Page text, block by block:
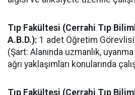
Tıp Fakültesi (Cerrahi Tıp
A.B.D.): 1 adet Öğretim
(Şart: Alanında uzmanlık,
ağrı yaklaşımları konularında
Tıp Fakültesi (Cerrahi Tıp